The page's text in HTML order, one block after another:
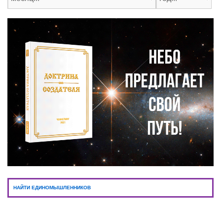
НАЙТИ ЕДИНОМЫШЛЕННИКОВ